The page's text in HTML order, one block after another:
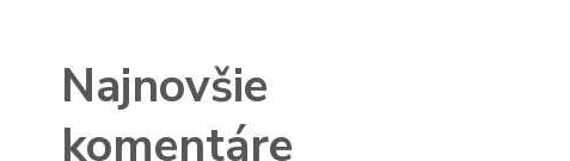
Najnovšie
komentáre